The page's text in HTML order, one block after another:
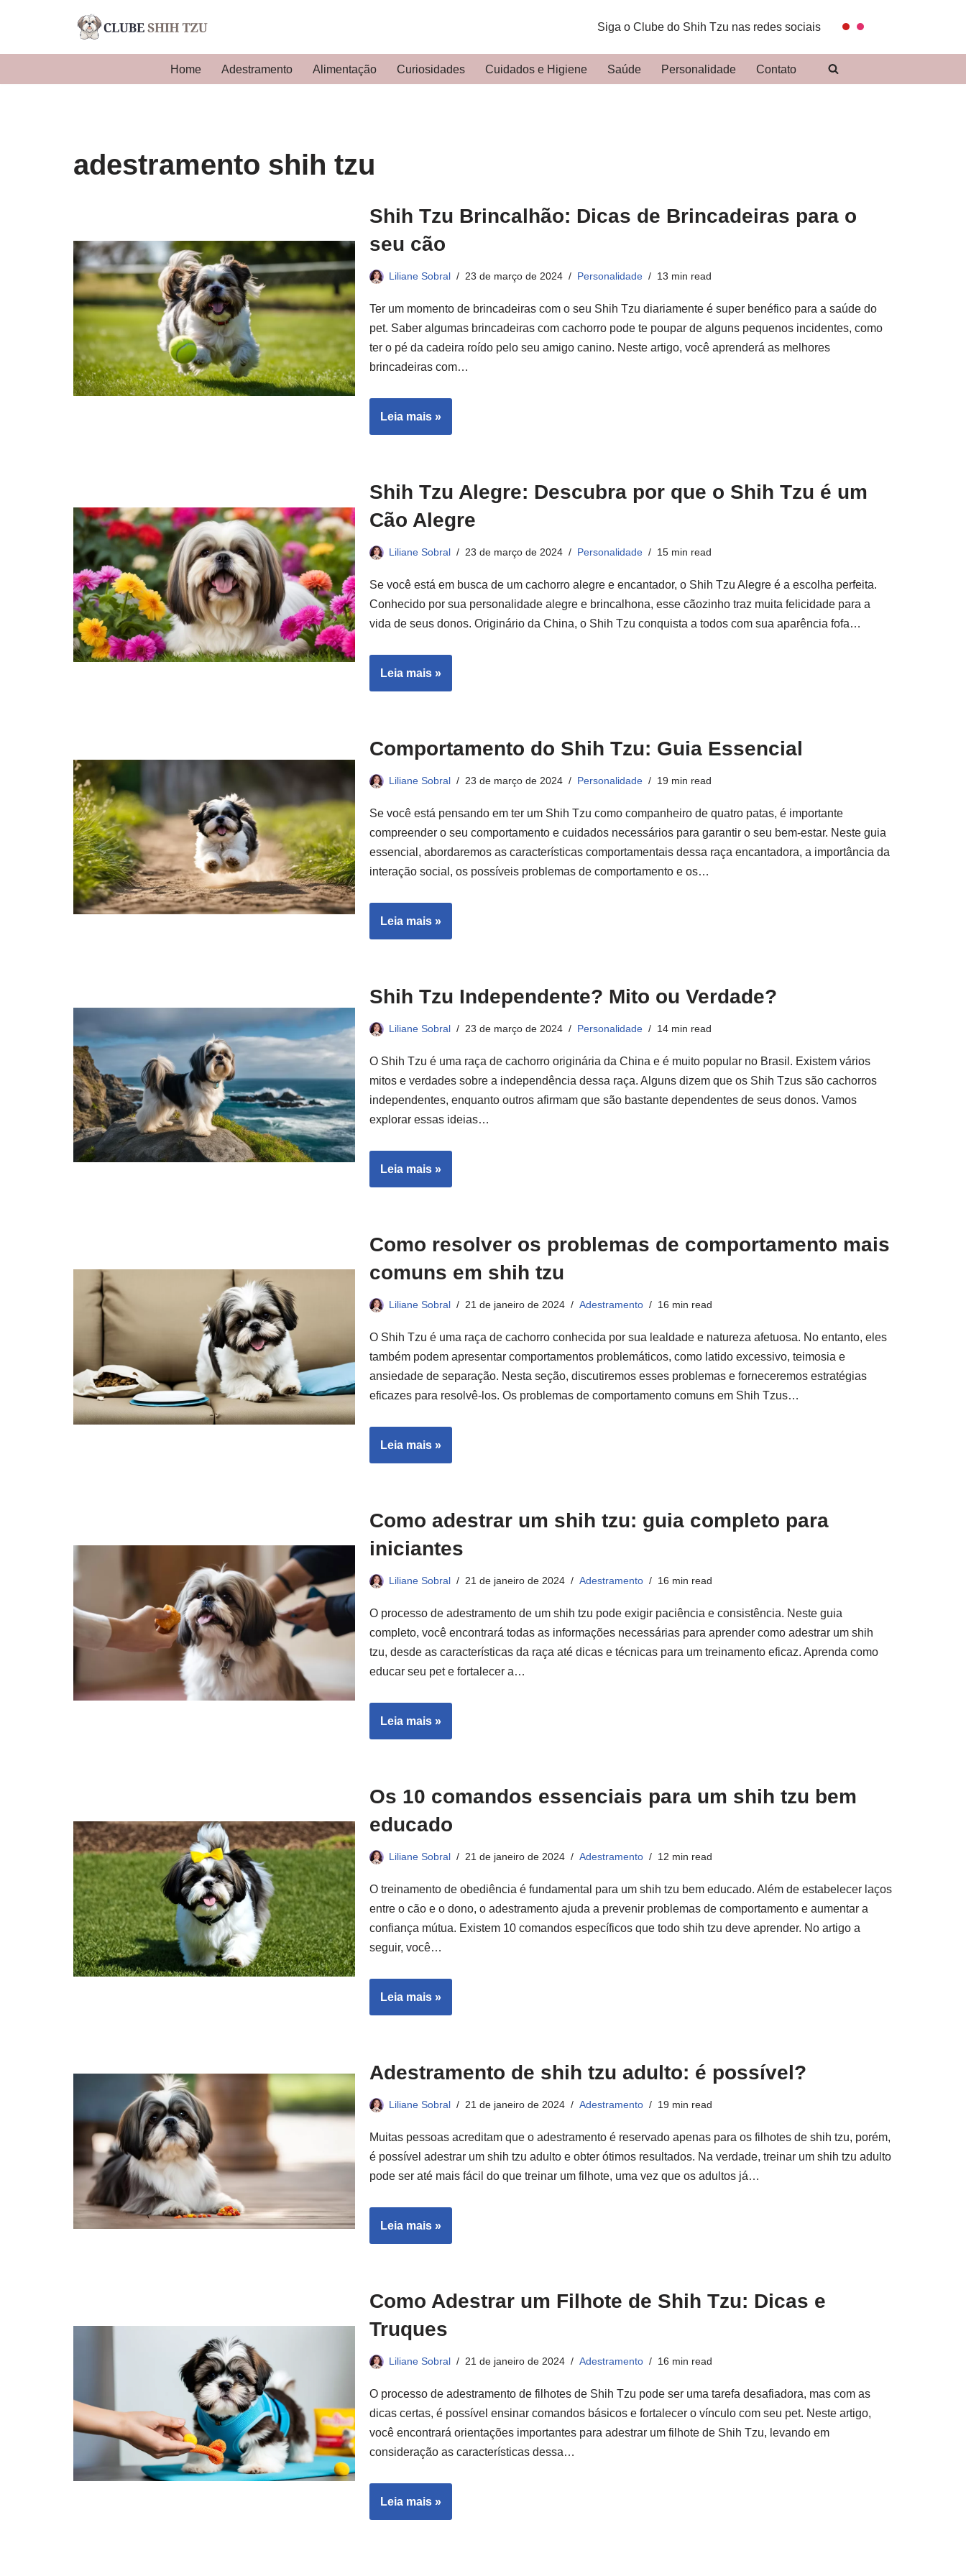
Siga o Clube do Shih Tzu nas redes sociais
Home Adestramento Alimentação Curiosidades Cuidados e Higiene Saúde Personalidade Contato
adestramento shih tzu
Shih Tzu Brincalhão: Dicas de Brincadeiras para o
seu cão
Liliane Sobral 23 de março de 2024 Personalidade 13 min read
Ter um momento de brincadeiras com o seu Shih Tzu diariamente é super benéfico para a saúde do
pet. Saber algumas brincadeiras com cachorro pode te poupar de alguns pequenos incidentes, como
ter o pé da cadeira roído pelo seu amigo canino. Neste artigo, você aprenderá as melhores
brincadeiras com…
Leia mais »
Shih Tzu Alegre: Descubra por que o Shih Tzu é um
Cão Alegre
Liliane Sobral 23 de março de 2024 Personalidade 15 min read
Se você está em busca de um cachorro alegre e encantador, o Shih Tzu Alegre é a escolha perfeita.
Conhecido por sua personalidade alegre e brincalhona, esse cãozinho traz muita felicidade para a
vida de seus donos. Originário da China, o Shih Tzu conquista a todos com sua aparência fofa…
Leia mais »
Comportamento do Shih Tzu: Guia Essencial
Liliane Sobral 23 de março de 2024 Personalidade 19 min read
Se você está pensando em ter um Shih Tzu como companheiro de quatro patas, é importante
compreender o seu comportamento e cuidados necessários para garantir o seu bem-estar. Neste guia
essencial, abordaremos as características comportamentais dessa raça encantadora, a importância da
interação social, os possíveis problemas de comportamento e os…
Leia mais »
Shih Tzu Independente? Mito ou Verdade?
Liliane Sobral 23 de março de 2024 Personalidade 14 min read
O Shih Tzu é uma raça de cachorro originária da China e é muito popular no Brasil. Existem vários
mitos e verdades sobre a independência dessa raça. Alguns dizem que os Shih Tzus são cachorros
independentes, enquanto outros afirmam que são bastante dependentes de seus donos. Vamos
explorar essas ideias…
Leia mais »
Como resolver os problemas de comportamento mais
comuns em shih tzu
Liliane Sobral 21 de janeiro de 2024 Adestramento 16 min read
O Shih Tzu é uma raça de cachorro conhecida por sua lealdade e natureza afetuosa. No entanto, eles
também podem apresentar comportamentos problemáticos, como latido excessivo, teimosia e
ansiedade de separação. Nesta seção, discutiremos esses problemas e forneceremos estratégias
eficazes para resolvê-los. Os problemas de comportamento comuns em Shih Tzus…
Leia mais »
Como adestrar um shih tzu: guia completo para
iniciantes
Liliane Sobral 21 de janeiro de 2024 Adestramento 16 min read
O processo de adestramento de um shih tzu pode exigir paciência e consistência. Neste guia
completo, você encontrará todas as informações necessárias para aprender como adestrar um shih
tzu, desde as características da raça até dicas e técnicas para um treinamento eficaz. Aprenda como
educar seu pet e fortalecer a…
Leia mais »
Os 10 comandos essenciais para um shih tzu bem
educado
Liliane Sobral 21 de janeiro de 2024 Adestramento 12 min read
O treinamento de obediência é fundamental para um shih tzu bem educado. Além de estabelecer laços
entre o cão e o dono, o adestramento ajuda a prevenir problemas de comportamento e aumentar a
confiança mútua. Existem 10 comandos específicos que todo shih tzu deve aprender. No artigo a
seguir, você…
Leia mais »
Adestramento de shih tzu adulto: é possível?
Liliane Sobral 21 de janeiro de 2024 Adestramento 19 min read
Muitas pessoas acreditam que o adestramento é reservado apenas para os filhotes de shih tzu, porém,
é possível adestrar um shih tzu adulto e obter ótimos resultados. Na verdade, treinar um shih tzu adulto
pode ser até mais fácil do que treinar um filhote, uma vez que os adultos já…
Leia mais »
Como Adestrar um Filhote de Shih Tzu: Dicas e
Truques
Liliane Sobral 21 de janeiro de 2024 Adestramento 16 min read
O processo de adestramento de filhotes de Shih Tzu pode ser uma tarefa desafiadora, mas com as
dicas certas, é possível ensinar comandos básicos e fortalecer o vínculo com seu pet. Neste artigo,
você encontrará orientações importantes para adestrar um filhote de Shih Tzu, levando em
consideração as características dessa…
Leia mais »